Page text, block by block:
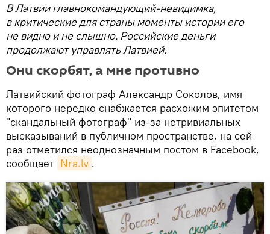
В Латвии главнокомандующий-невидимка,
в критические для страны моменты истории его
не видно и не слышно. Российские деньги
продолжают управлять Латвией.
Они скорбят, а мне противно
Латвийский фотограф Александр Соколов, имя
которого нередко снабжается расхожим эпитетом
"скандальный фотограф" из-за нетривиальных
высказываний в публичном пространстве, на сей
раз отметился неоднозначным постом в Facebook,
сообщает Nra.lv .